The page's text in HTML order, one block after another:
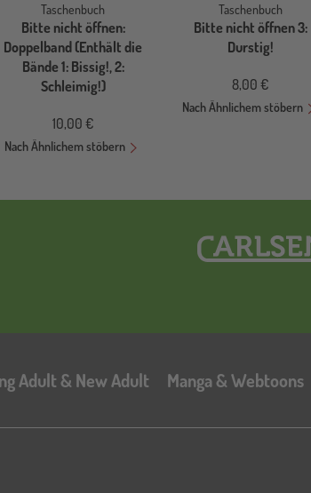
Taschenbuch
Bitte nicht öffnen:
Doppelband (Enthält die
Bände 1: Bissig!, 2:
Schleimig!)
10,00 €
Nach Ähnlichem stöbern
Taschenbuch
Bitte nicht öffnen 3:
Durstig!
8,00 €
Nach Ähnlichem stöbern
Hauptnavigation
Adult & New Adult Manga & Webtoons